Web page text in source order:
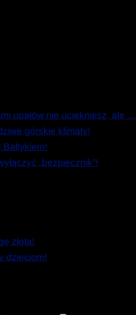
upałów nie uciekniesz, ale …
górskie klimaty!
„bezpiecznik”!
złota!
dzieciom!